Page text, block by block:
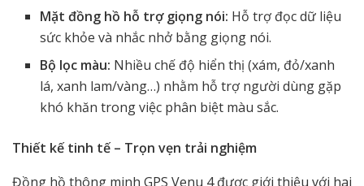
Mặt đồng hồ hỗ trợ giọng nói: Hỗ trợ đọc dữ liệu
sức khỏe và nhắc nhở bằng giọng nói.
Bộ lọc màu: Nhiều chế độ hiển thị (xám, đỏ/xanh
lá, xanh lam/vàng…) nhằm hỗ trợ người dùng gặp
khó khăn trong việc phân biệt màu sắc.
Thiết kế tinh tế – Trọn vẹn trải nghiệm
Đồng hồ thông minh GPS Venu 4 được giới thiệu với hai